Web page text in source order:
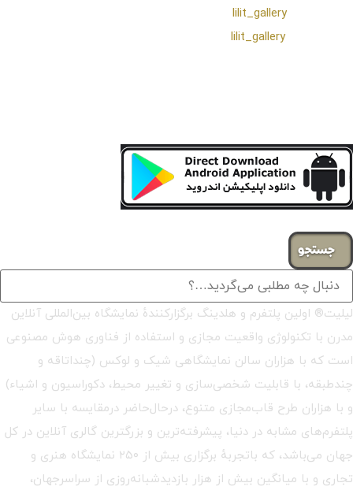
lilit_gallery
lilit_gallery
جستجو
لیلیت® اولین پلتفرم و هلدینگ برگزارکنندهٔ نمایشگاه بین‌المللی آنلاین
مدرن با تکنولوژی واقعیت مجازی و استفاده از فناوری هوش مصنوعی
است که با هزاران سالن نمایشگاهی شیک و لوکس (چنداتاقه و
چندطبقه، با قابلیت شخصی‌سازی و تغییر محیط، دکوراسیون و اشیاء)
و با هزاران طرح قاب‌مجازی متنوع، درحال‌حاضر درمقایسه با سایر
پلتفرم‌های مشابه در دنیا، پیشرفته‌ترین و بزرگترین گالری آنلاین در کل
جهان می‌باشد، که باتجربهٔ برگزاری بیش از ۲۵۰ نمایشگاه هنری و
تجاری و با میانگین بیش از هزار بازدیدشبانه‌روزی از سراسرجهان،